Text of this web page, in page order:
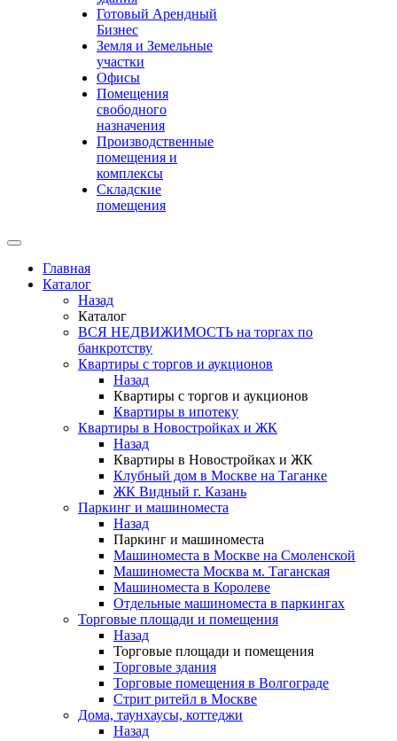
Готовый Арендный
Бизнес
Земля и Земельные
участки
Офисы
Помещения
свободного
назначения
Производственные
помещения и
комплексы
Складские
помещения
Главная
Каталог
Назад
Каталог
ВСЯ НЕДВИЖИМОСТЬ на торгах по
банкротству
Квартиры с торгов и аукционов
Назад
Квартиры с торгов и аукционов
Квартиры в ипотеку
Квартиры в Новостройках и ЖК
Назад
Квартиры в Новостройках и ЖК
Клубный дом в Москве на Таганке
ЖК Видный г. Казань
Паркинг и машиноместа
Назад
Паркинг и машиноместа
Машиноместа в Москве на Смоленской
Машиноместа Москва м. Таганская
Машиноместа в Королеве
Отдельные машиноместа в паркингах
Торговые площади и помещения
Назад
Торговые площади и помещения
Торговые здания
Торговые помещения в Волгограде
Стрит ритейл в Москве
Дома, таунхаусы, коттеджи
Назад